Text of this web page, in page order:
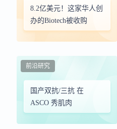
8.2亿美元！这家华人创
办的Biotech被收购
国产双抗/三抗 在
ASCO 秀肌肉
前沿研究